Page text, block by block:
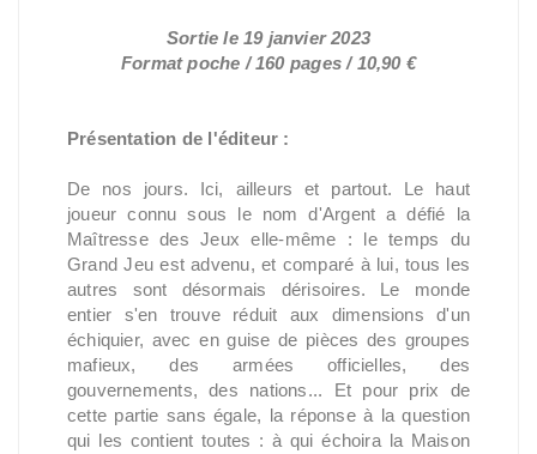
Sortie le 19 janvier 2023
Format poche / 160 pages / 10,90 €
Présentation de l'éditeur :
De nos jours. Ici, ailleurs et partout. Le haut
joueur connu sous le nom d'Argent a défié la
Maîtresse des Jeux elle-même : le temps du
Grand Jeu est advenu, et comparé à lui, tous les
autres sont désormais dérisoires. Le monde
entier s'en trouve réduit aux dimensions d'un
échiquier, avec en guise de pièces des groupes
mafieux, des armées officielles, des
gouvernements, des nations... Et pour prix de
cette partie sans égale, la réponse à la question
qui les contient toutes : à qui échoira la Maison